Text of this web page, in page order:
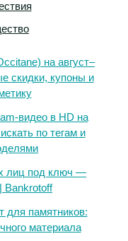
на август–
скидки, купоны и
видео в HD на
по тегам и
лиц под ключ —
Bankrotoff
для памятников:
материала